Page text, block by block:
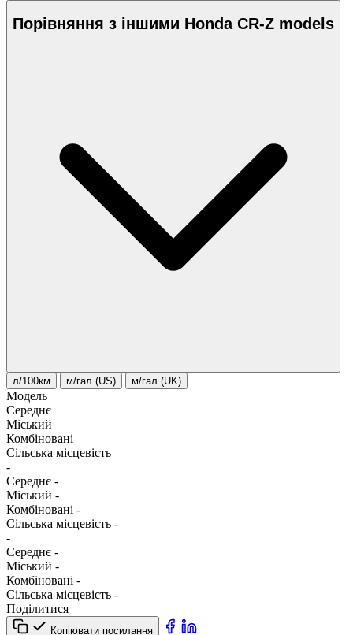
Порівняння з іншими Honda CR-Z models
л/100км м/гал.(US) м/гал.(UK)
Модель
Середнє
Міський
Комбіновані
Сільська місцевість
-
Середнє -
Міський -
Комбіновані -
Сільська місцевість -
-
Середнє -
Міський -
Комбіновані -
Сільська місцевість -
Поділитися
Копіювати посилання